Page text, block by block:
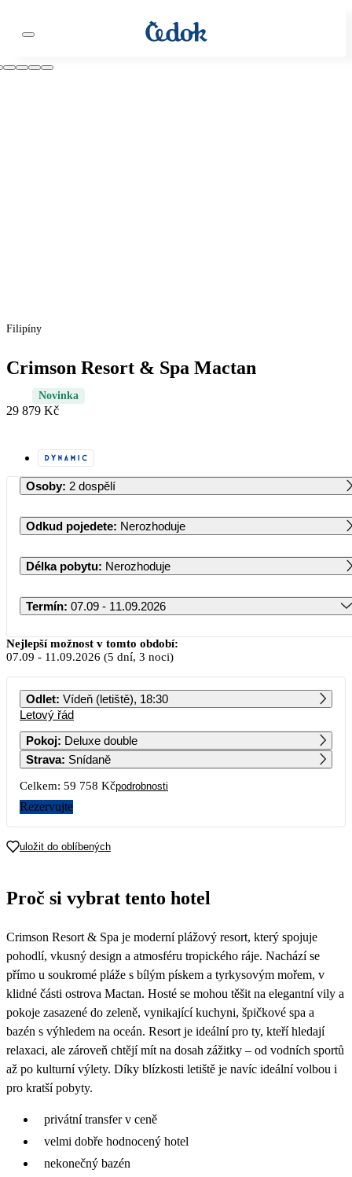
Filipíny
Crimson Resort & Spa Mactan
Novinka
29 879 Kč
Osoby: 2 dospělí
Odkud pojedete: Nerozhoduje
Délka pobytu: Nerozhoduje
Termín: 07.09 - 11.09.2026
Září 2026
PO ÚT ST ČT PÁ SO NE
37 129 42 909 36 549 38 789
7 8
14
37 729
21
29 879
22
37 509 41 729
Nejlepší možnost v tomto období:
07.09 - 11.09.2026 (5 dní, 3 noci)
Odlet: Vídeň (letiště), 18:30
Letový řád
Pokoj: Deluxe double
Strava: Snídaně
Celkem: 59 758 Kčpodrobnosti
Rezervujte
uložit do oblíbených
Proč si vybrat tento hotel
Crimson Resort & Spa je moderní plážový resort, který spojuje
pohodlí, vkusný design a atmosféru tropického ráje. Nachází se
přímo u soukromé pláže s bílým pískem a tyrkysovým mořem, v
klidné části ostrova Mactan. Hosté se mohou těšit na elegantní vily a
pokoje zasazené do zeleně, vynikající kuchyni, špičkové spa a
bazén s výhledem na oceán. Resort je ideální pro ty, kteří hledají
relaxaci, ale zároveň chtějí mít na dosah zážitky – od vodních sportů
až po kulturní výlety. Díky blízkosti letiště je navíc ideální volbou i
pro kratší pobyty.
privátní transfer v ceně
velmi dobře hodnocený hotel
nekonečný bazén